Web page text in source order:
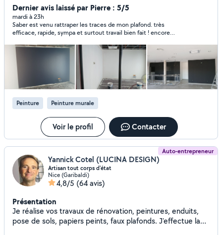
Dernier avis laissé par Pierre : 5/5
mardi à 23h
Saber est venu rattraper les traces de mon plafond. très
efficace, rapide, sympa et surtout travail bien fait ! encore
Peinture Peinture murale
Voir le profil Contacter
Auto-entrepreneur
Yannick Cotel (LUCINA DESIGN)
Artisan tout corps d'état
Nice (Garibaldi)
4,8/5 (64 avis)
Présentation
Je réalise vos travaux de rénovation, peintures, enduits,
pose de sols, papiers peints, faux plafonds. J'effectue la